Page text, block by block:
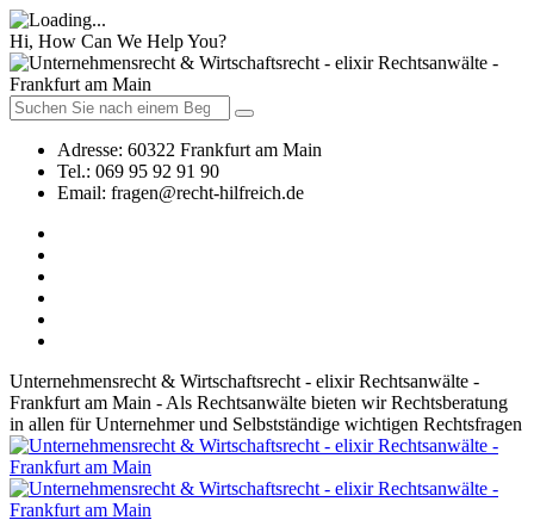
Hi, How Can We Help You?
Adresse: 60322 Frankfurt am Main
Tel.: 069 95 92 91 90
Email: fragen@recht-hilfreich.de
Unternehmensrecht & Wirtschaftsrecht - elixir Rechtsanwälte -
Frankfurt am Main - Als Rechtsanwälte bieten wir Rechtsberatung
in allen für Unternehmer und Selbstständige wichtigen Rechtsfragen